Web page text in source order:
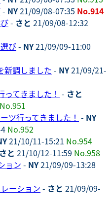
- NY21/09/08-07:35 No.914
- さと 21/09/08-12:32
び- NY21/09/09-11:00
新調しました - NY21/09/21-
ってきました！ - さと
No.951
ツ行ってきました！ - NY
No.952
21/10/11-15:21 No.954
さと 21/10/12-11:59 No.958
ョン - NY21/09/09-13:28
ーション - さと 21/09/09-